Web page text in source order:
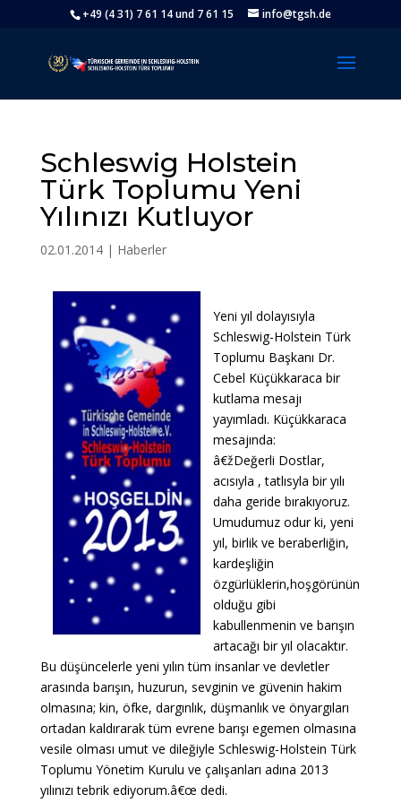
+49 (4 31) 7 61 14 und 7 61 15 info@tgsh.de
Schleswig Holstein
Türk Toplumu Yeni
Yılınızı Kutluyor
02.01.2014| Haberler
Yeni yıl dolayısıyla
Schleswig-Holstein Türk
Toplumu Başkanı Dr.
Cebel Küçükkaraca bir
kutlama mesajı
yayımladı. Küçükkaraca
mesajında:
â€žDeğerli Dostlar,
acısıyla , tatlısyla bir yılı
daha geride bırakıyoruz.
Umudumuz odur ki, yeni
yıl, birlik ve beraberliğin,
kardeşliğin
özgürlüklerin,hoşgörünün
olduğu gibi
kabullenmenin ve barışın
artacağı bir yıl olacaktır.
Bu düşüncelerle yeni yılın tüm insanlar ve devletler
arasında barışın, huzurun, sevginin ve güvenin hakim
olmasına; kin, öfke, dargınlık, düşmanlık ve önyargıları
ortadan kaldırarak tüm evrene barışı egemen olmasına
vesile olması umut ve dileğiyle Schleswig-Holstein Türk
Toplumu Yönetim Kurulu ve çalışanları adına 2013
yılınızı tebrik ediyorum.â€œ dedi.